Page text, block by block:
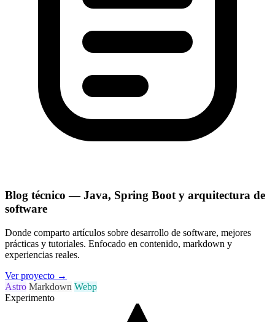
Blog técnico — Java, Spring Boot y arquitectura de
software
Donde comparto artículos sobre desarrollo de software, mejores
prácticas y tutoriales. Enfocado en contenido, markdown y
experiencias reales.
Ver proyecto →
Astro Markdown Webp
Experimento